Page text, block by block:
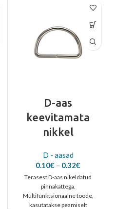
D-aas
keevitamata
nikkel
D - aasad
0.10€ – 0.32€
range:
through
0.32€
Terasest D-aas nikeldatud
pinnakattega.
Multifunktsionaalne toode,
kasutatakse peamiselt